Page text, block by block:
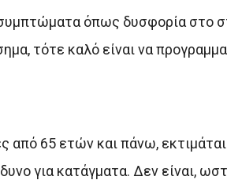
όπως δυσφορία στο
τότε καλό είναι να
από 65 ετών και πάνω,
για κατάγματα. Δεν είναι,